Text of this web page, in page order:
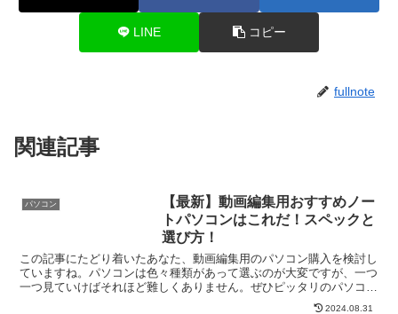
LINE コピー
fullnote
関連記事
パソコン
【最新】動画編集用おすすめノー
トパソコンはこれだ！スペックと
選び方！
この記事にたどり着いたあなた、動画編集用のパソコン購入を検討し
ていますね。パソコンは色々種類があって選ぶのが大変ですが、一つ
一つ見ていけばそれほど難しくありません。ぜひピッタリのパソコン
を購入して快適な動画編集ライフを手に入れましょう！円安...2024.08.31